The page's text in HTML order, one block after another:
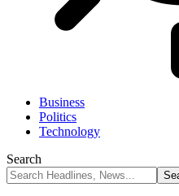
Business
Politics
Technology
Search